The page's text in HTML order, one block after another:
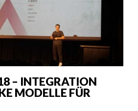
– INTEGRATION
MODELLE FÜR